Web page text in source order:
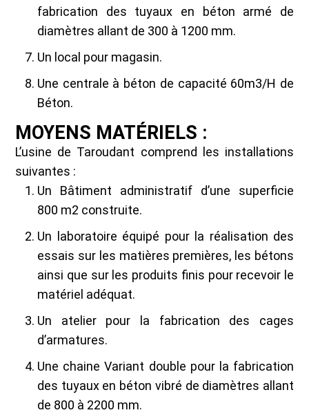
fabrication des tuyaux en béton armé de
diamètres allant de 300 à 1200 mm.
Un local pour magasin.
Une centrale à béton de capacité 60m3/H de
Béton.
MOYENS MATÉRIELS :
L’usine de Taroudant comprend les installations
suivantes :
Un Bâtiment administratif d’une superficie
800 m2 construite.
Un laboratoire équipé pour la réalisation des
essais sur les matières premières, les bétons
ainsi que sur les produits finis pour recevoir le
matériel adéquat.
Un atelier pour la fabrication des cages
d’armatures.
Une chaine Variant double pour la fabrication
des tuyaux en béton vibré de diamètres allant
de 800 à 2200 mm.